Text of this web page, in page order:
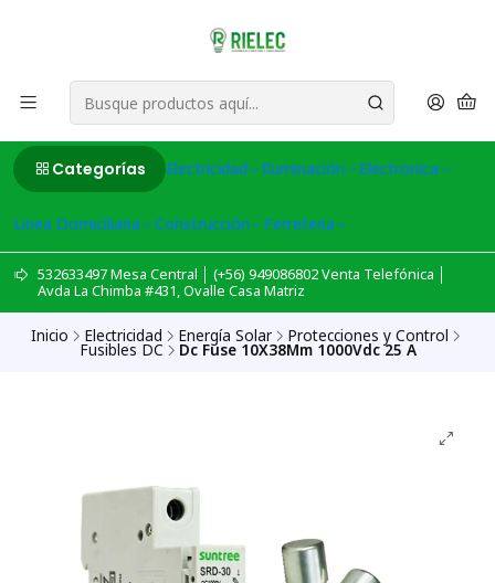
Categorías Electricidad Iluminación Electronica
Linea Domiciliaria Construcción Ferreteria
532633497 Mesa Central │ (+56) 949086802 Venta Telefónica │
Avda La Chimba #431, Ovalle Casa Matriz
Inicio Electricidad Energía Solar Protecciones y Control
Fusibles DC Dc Fuse 10X38Mm 1000Vdc 25 A